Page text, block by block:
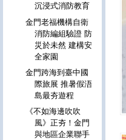
沉浸式消防教育
金門老福機構自衛
消防編組驗證 防
災於未然 建構安
全家園
金門跨海到臺中國
際旅展 推暑假浯
島最夯遊程
《不如海邊吹吹
風》正夯！金門
與地區企業聯手